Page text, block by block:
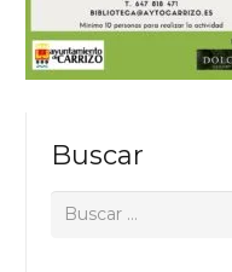
Buscar
Buscar: